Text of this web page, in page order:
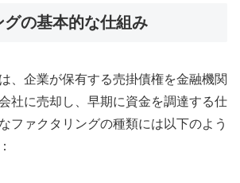
グの基本的な仕組み
、企業が保有する売掛債権を金融機関
社に売却し、早期に資金を調達する仕
ファクタリングの種類には以下のよう